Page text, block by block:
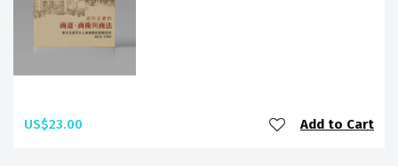
US$23.00 Add to Cart